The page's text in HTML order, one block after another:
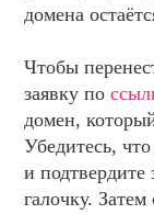
домена
Чтобы
заявку по
домен,
Убедитесь,
и
галочку.